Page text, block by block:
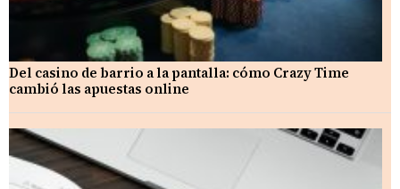
Del casino de barrio a la pantalla: cómo Crazy Time
cambió las apuestas online